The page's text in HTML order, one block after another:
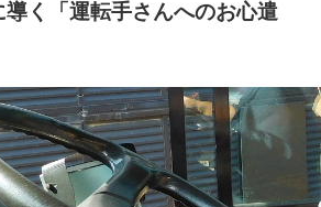
く「運転手さんへのお心遣